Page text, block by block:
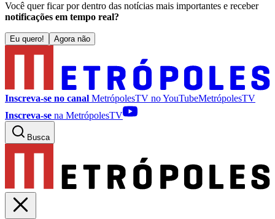
Você quer ficar por dentro das notícias mais importantes e receber
notificações em tempo real?
Eu quero! Agora não
Inscreva-se no canal MetrópolesTV noYouTubeMetrópolesTV
Inscreva-se na MetrópolesTV
Busca